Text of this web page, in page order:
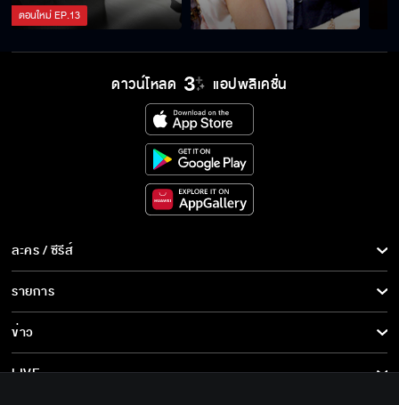
ตอนใหม่EP.13
ดาวน์โหลด แอปพลิเคชั่น
ละคร / ซีรีส์
ละคร/ซีรีส์
ซีรีส์นานาชาติ
การ์ตูน & เกม
รายการ
รายการทั้งหมด
ข่าว
ข่าวทั้งหมด
LIVE